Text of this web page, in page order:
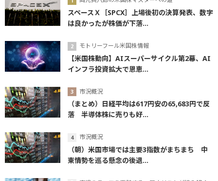
スペースＸ［SPCX］上場後初の決算発表、数字
は良かったが株価が下落...
モトリーフール米国株情報
【米国株動向】AIスーパーサイクル第2幕、AI
インフラ投資拡大で恩恵...
市況概況
（まとめ）日経平均は617円安の65,683円で反
落 半導体株に売りも好...
市況概況
（朝）米国市場では主要3指数がまちまち 中
東情勢を巡る懸念の後退...